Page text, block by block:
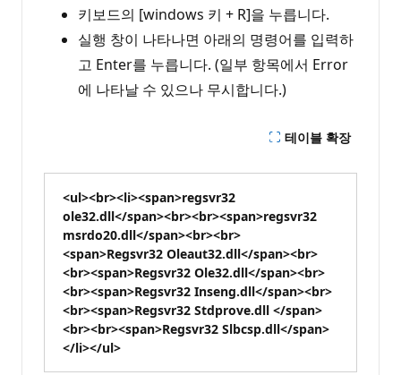
키보드의 [windows 키 + R]을 누릅니다.
실행 창이 나타나면 아래의 명령어를 입력하
고 Enter를 누릅니다. (일부 항목에서 Error
에 나타날 수 있으나 무시합니다.)
테이블 확장
<ul><br><li><span>regsvr32
ole32.dll</span><br><br><span>regsvr32
msrdo20.dll</span><br><br>
<span>Regsvr32 Oleaut32.dll</span><br>
<br><span>Regsvr32 Ole32.dll</span><br>
<br><span>Regsvr32 Inseng.dll</span><br>
<br><span>Regsvr32 Stdprove.dll </span>
<br><br><span>Regsvr32 Slbcsp.dll</span>
</li></ul>